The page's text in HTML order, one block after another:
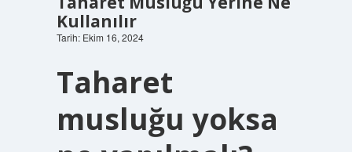
Kullanılır
Tarih: Ekim 16, 2024
Taharet
musluğu yoksa